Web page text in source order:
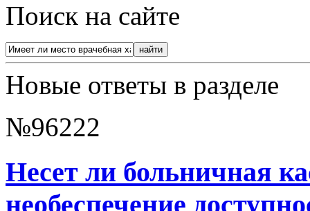
Поиск на сайте
Новые ответы в разделе
№96222
Несет ли больничная
необеспечение